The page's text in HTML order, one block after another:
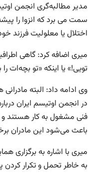
مدیر مطالبه‌گری انجمن
سمت می برد که انزوا را
اختلال یا معلولیت فرزند
میری اضافه کرد: گاهی
تویی!» یا اینکه «تو بچه‌ات
وی ادامه داد: البته
در انجمن اوتیسم ایران
فنی مشغول به کار هستند و
باعث می‌شود این مادران
میری با اشاره به برگزاری
به خاطر تحمل و تکرار کردن